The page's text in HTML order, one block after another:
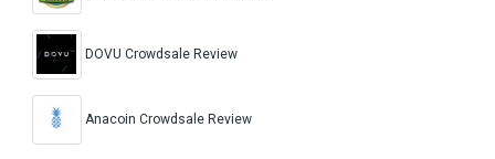
DOVU Crowdsale Review
Anacoin Crowdsale Review